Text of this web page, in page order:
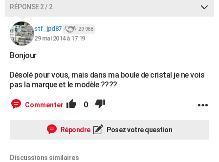
FORUM
Bricolage
Lifestyle
Culture
Sport
Auto
Television
Voyage
Cinema
RÉPONSE 2 / 2
stf_jpd87 29 968
29 mai 2014 à 17:19
Bonjour
Désolé pour vous, mais dans ma boule de cristal je ne vois
pas la marque et le modèle ????
Commenter 0
Répondre Posez votre question
Discussions similaires